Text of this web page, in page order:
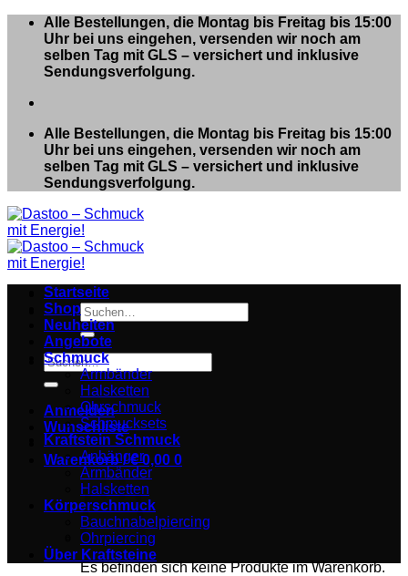
Zum
springen
Alle Bestellungen, die Montag bis Freitag bis 15:00
Uhr bei uns eingehen, versenden wir noch am
selben Tag mit GLS – versichert und inklusive
Sendungsverfolgung.
Alle Bestellungen, die Montag bis Freitag bis 15:00
Uhr bei uns eingehen, versenden wir noch am
selben Tag mit GLS – versichert und inklusive
Sendungsverfolgung.
Suchen
nach:
Suchen
nach:
Anmelden
Wunschliste
Warenkorb /€0,00 0
Es befinden sich keine Produkte im Warenkorb.
Startseite
Shop
Neuheiten
Angebote
Schmuck
Armbänder
Halsketten
Ohrschmuck
Schmucksets
Kraftstein Schmuck
Anhänger
Armbänder
Halsketten
Körperschmuck
Bauchnabelpiercing
Ohrpiercing
Über Kraftsteine